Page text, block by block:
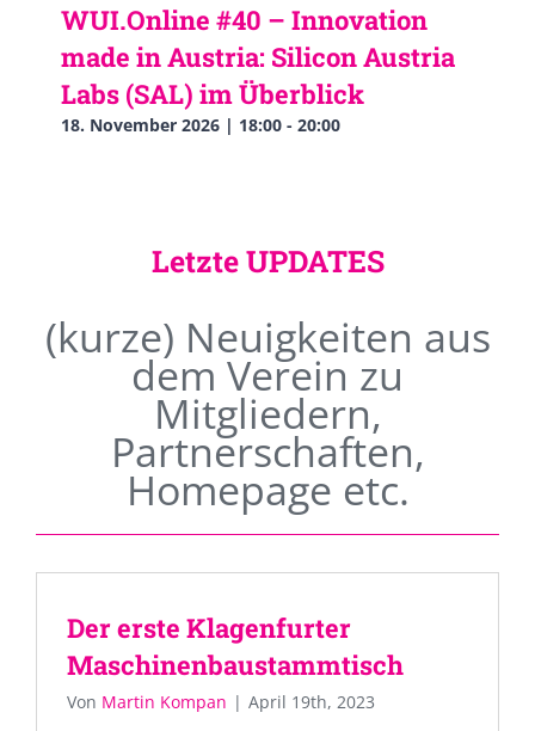
WUI.Online #40 – Innovation
made in Austria: Silicon Austria
Labs (SAL) im Überblick
18. November 2026 | 18:00 - 20:00
Letzte UPDATES
(kurze) Neuigkeiten aus
dem Verein zu
Mitgliedern,
Partnerschaften,
Homepage etc.
Der erste Klagenfurter
Maschinenbaustammtisch
Von Martin Kompan | April 19th, 2023